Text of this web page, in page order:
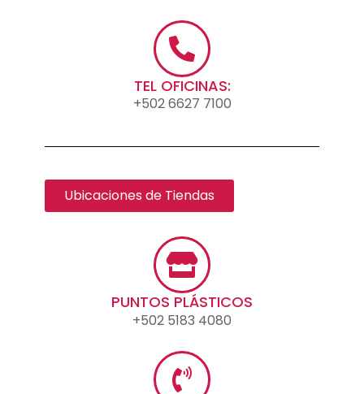
TEL OFICINAS:
+502 6627 7100
Ubicaciones de Tiendas
PUNTOS PLÁSTICOS
+502 5183 4080